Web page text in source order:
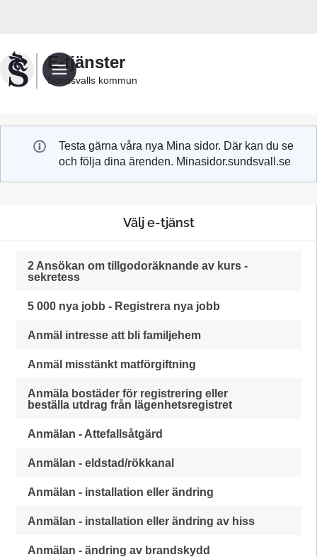
Sundsvalls
kommuns
e-
E-tjänster
Sundsvalls kommun
Testa gärna våra nya Mina sidor. Där kan du se
och följa dina ärenden. Minasidor.sundsvall.se
Välj e-tjänst
2 Ansökan om tillgodoräknande av kurs -
sekretess
5 000 nya jobb - Registrera nya jobb
Anmäl intresse att bli familjehem
Anmäl misstänkt matförgiftning
Anmäla bostäder för registrering eller
beställa utdrag från lägenhetsregistret
Anmälan - Attefallsåtgärd
Anmälan - eldstad/rökkanal
Anmälan - installation eller ändring
Anmälan - installation eller ändring av hiss
Anmälan - ändring av brandskydd